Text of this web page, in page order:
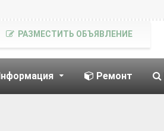
Ремонт
РАЗМЕСТИТЬ ОБЪЯВЛЕНИЕ